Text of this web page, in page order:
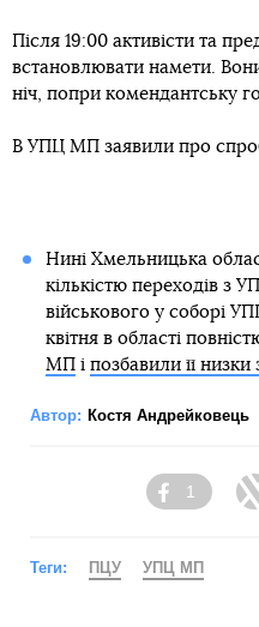
Після 19:00 активісти та
встановлювати намети.
ніч, попри комендантську
В УПЦ МП заявили про
Нині Хмельницька
кількістю переходів з
військового у соборі
квітня в області
МПі позбавили її
Автор: Костя Андрейковець
Facebook
1
Теги: ПЦУ УПЦ МП